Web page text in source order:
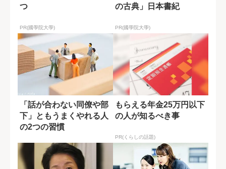
つ
PR(國學院大學)
の古典」日本書紀
PR(國學院大學)
「話が合わない同僚や部
下」ともうまくやれる人
の2つの習慣
もらえる年金25万円以下
の人が知るべき事
PR(くらしの話題)